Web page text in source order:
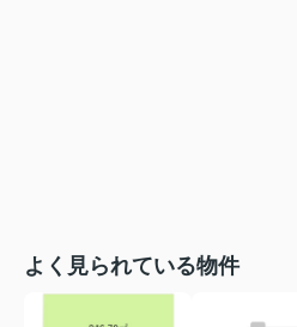
よく見られている物件